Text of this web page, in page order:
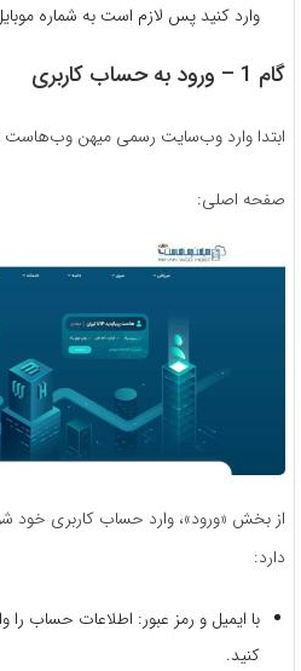
وارد کنید پس لازم است به شماره
گام 1 – ورود به حساب کاربری
ابتدا وارد وب‌سایت رسمی میهن وب‌هاست
صفحه اصلی:
از بخش «ورود»، وارد حساب کاربری خود
دارد:
با ایمیل و رمز عبور: اطلاعات حساب
کنید.